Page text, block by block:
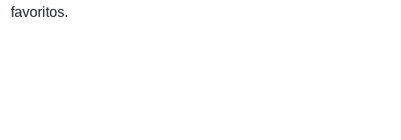
favoritos.